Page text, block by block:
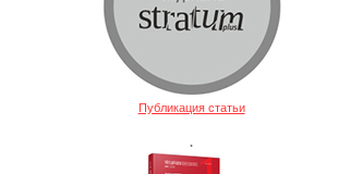
Публикация статьи
.